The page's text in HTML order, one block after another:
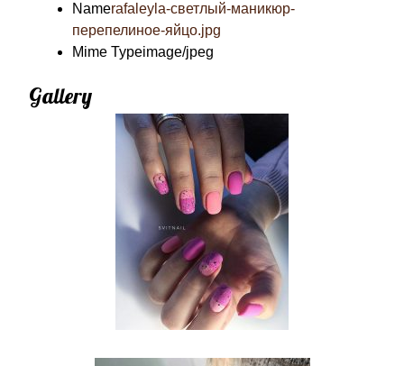
Namerafaleyla-светлый-маникюр-
перепелиное-яйцо.jpg
Mime Typeimage/jpeg
Gallery